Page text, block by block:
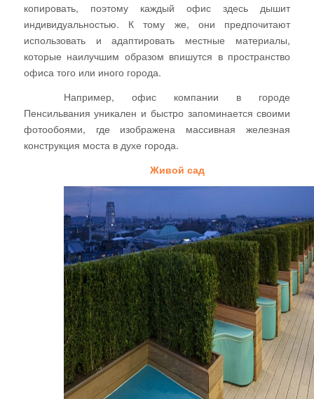
копировать, поэтому каждый офис здесь дышит
индивидуальностью. К тому же, они предпочитают
использовать и адаптировать местные материалы,
которые наилучшим образом впишутся в пространство
офиса того или иного города.
Например, офис компании в городе
Пенсильвания уникален и быстро запоминается своими
фотообоями, где изображена массивная железная
конструкция моста в духе города.
Живой сад